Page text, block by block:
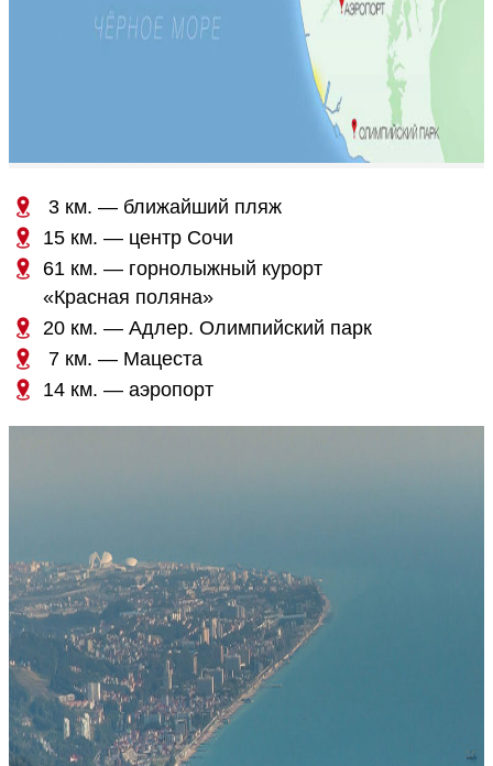
3 км. — ближайший пляж
15 км. — центр Сочи
61 км. — горнолыжный курорт
«Красная поляна»
20 км. — Адлер. Олимпийский парк
7 км. — Мацеста
14 км. — аэропорт